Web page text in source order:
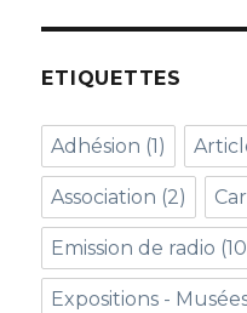
ETIQUETTES
Adhésion (1)
Association (2)
Emission de radio
Expositions -